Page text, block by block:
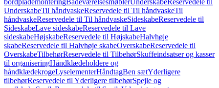
bordplademonteringBadeværelsesmøblerUnderskabeReservedele til
UnderskabeTil håndvaskeReservedele til Til håndvaskeTil
håndvaskeReservedele til Til håndvaskeSideskabeReservedele til
SideskabeLave sideskabeReservedele til Lave
sideskabeHøjskabeReservedele til HøjskabeHalvhøje
skabeReservedele til Halvhøje skabeOverskabeReservedele til
OverskabeTilbehørReservedele til TilbehørSkuffeindsatser og kasser
til organiseringHåndklædeholdere og
håndklædekrogeLyselementerHåndtagBen sætYderligere
tilbehørReservedele til Yderligere tilbehørSpejle og